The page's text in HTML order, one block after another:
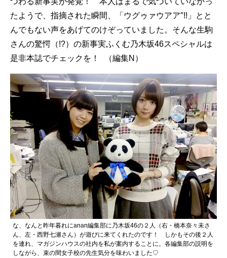
たようで、指摘された瞬間、「ウグゥァウアア″!!」とと
んでもない声をあげてのけぞっていました。そんな生駒
さんの驚愕（!?）の新事実ふくむ乃木坂46スペシャルは
是非本誌でチェックを！ （編集N）
な、なんと昨年暮れにanan編集部に乃木坂46の２人（右・橋本奈々未さ
ん、左・西野七瀬さん）が遊びに来てくれたのです！ しかもその後２人
を連れ、マガジンハウスの社内を私が案内することに。各編集部の説明を
しながら、束の間女子校の先生気分を味わいました♡